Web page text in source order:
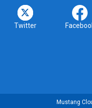
Twitter
Mustang